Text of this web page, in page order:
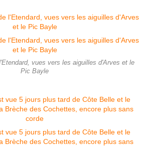
vues vers les aiguilles d'Arves et le
Pic Bayle